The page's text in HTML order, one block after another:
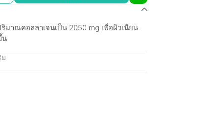
มาณคอลลาเจนเป็น 2050 mg เพื่อผิวเนียน
น
ม